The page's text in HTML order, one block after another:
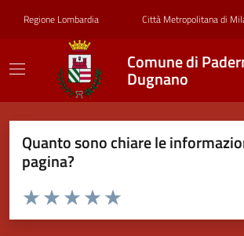
Regione Lombardia Città Metropolitana di
Comune di
Dugnano
Quanto sono chiare le
pagina?
Valuta da 1 a 5 stelle la pagina
Valuta 5 stelle su 5
Valuta 4 stelle su 5
Valuta 3 stelle su 5
Valuta 2 stelle su 5
Valuta 1 stelle su 5